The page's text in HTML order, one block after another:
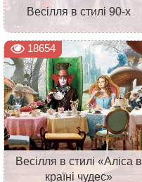
Весілля в стилі 90-х
18654
Весілля в стилі «Аліса в
країні чудес»